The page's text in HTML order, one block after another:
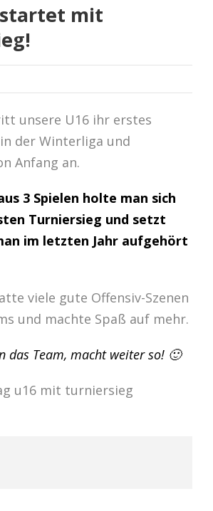
startet mit
unsere U16 ihr erstes
der Winterliga und
Anfang an.
3 Spielen holte man sich
Turniersieg und setzt
im letzten Jahr aufgehört
viele gute Offensiv-Szenen
und machte Spaß auf mehr.
das Team, macht weiter so! 🙂